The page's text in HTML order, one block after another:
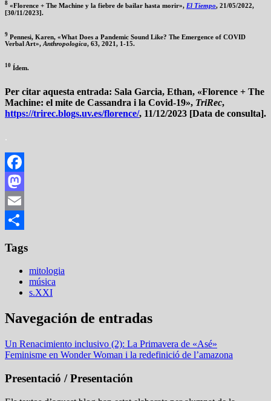
8 «Florence + The Machine y la fiebre de bailar hasta morir», El Tiempo, 21/05/2022,
[30/11/2023].
9 Pennesi, Karen, «What Does a Pandemic Sound Like? The Emergence of COVID
Verbal Art», Anthropologica, 63, 2021, 1-15.
10 Ídem.
Per citar aquesta entrada: Sala Garcia, Ethan, «Florence + The
Machine: el mite de Cassandra i la Covid-19», TriRec,
https://trirec.blogs.uv.es/florence/, 11/12/2023 [Data de consulta].
.
Facebook
Mastodon
Email
Tags
mitologia
música
s.XXI
Navegación de entradas
Un Renacimiento inclusivo (2): La Primavera de «Asé»
Feminisme en Wonder Woman i la redefinició de l’amazona
Presentació / Presentación